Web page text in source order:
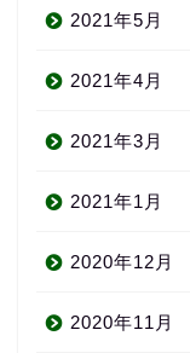
2021年5月
2021年4月
2021年3月
2021年1月
2020年12月
2020年11月